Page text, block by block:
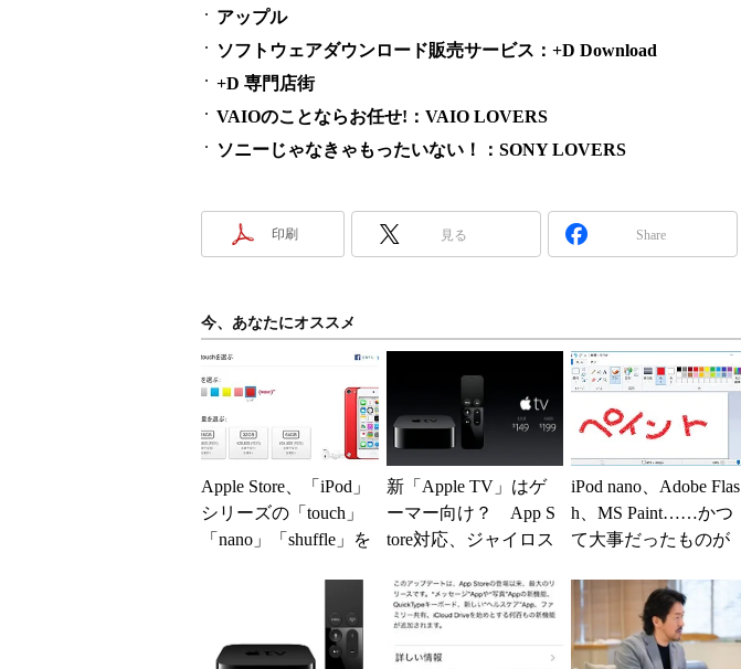
アップル
ソフトウェアダウンロード販売サービス：+D Download
+D 専門店街
VAIOのことならお任せ!：VAIO LOVERS
ソニーじゃなきゃもったいない！：SONY LOVERS
印刷 見る Share
今、あなたにオススメ
Apple Store、「iPod」
シリーズの「touch」
「nano」「shuffle」を
新「Apple TV」はゲ
ーマー向け？ App S
tore対応、ジャイロス
でゲーム...
iPod nano、Adobe Flas
h、MS Paint……かつ
て大事だったものが